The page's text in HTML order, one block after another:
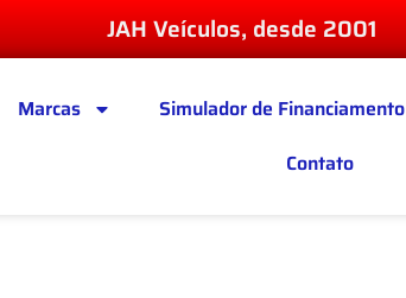
JAH Veículos, desde 2001
Marcas Simulador de Financiamento
Contato